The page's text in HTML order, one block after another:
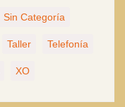
Sin Categoría
Taller Telefonía
XO